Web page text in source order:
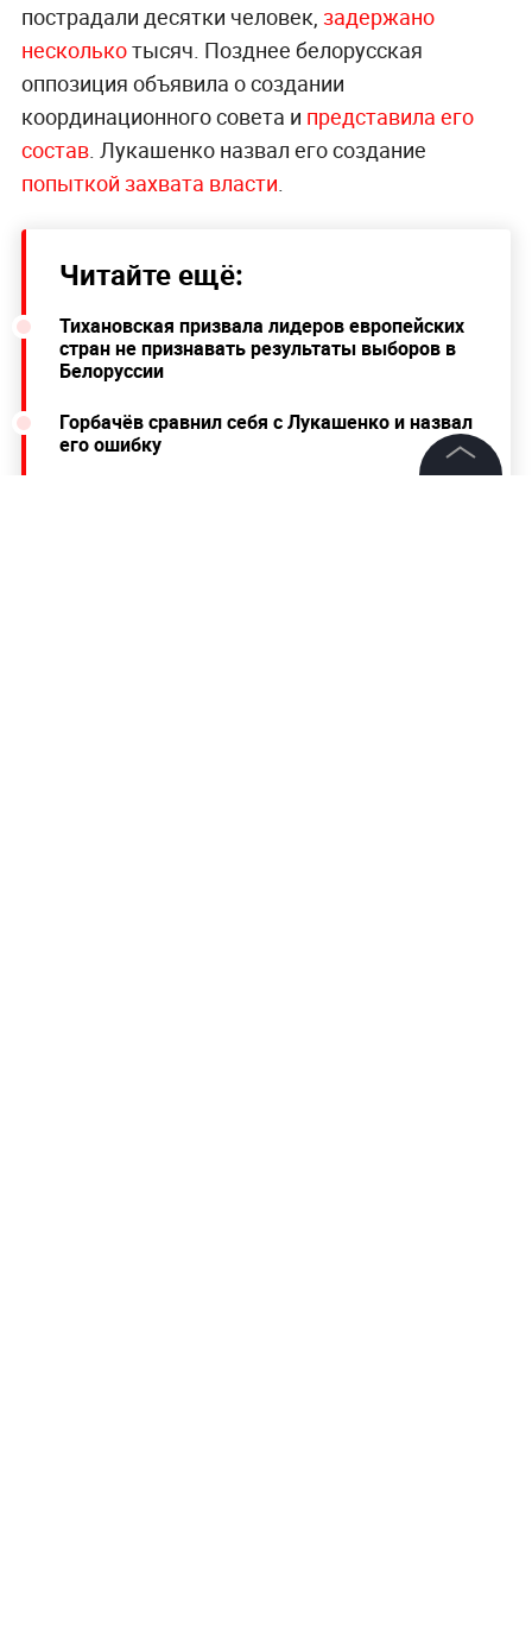
пострадали десятки человек, задержано
несколькотысяч. Позднее белорусская
оппозиция объявила о создании
координационного совета и представила его
состав. Лукашенко назвал его создание
попыткой захвата власти.
Читайте ещё:
Тихановская призвала лидеров европейских
стран не признавать результаты выборов в
Белоруссии
Горбачёв сравнил себя с Лукашенко и назвал
его ошибку